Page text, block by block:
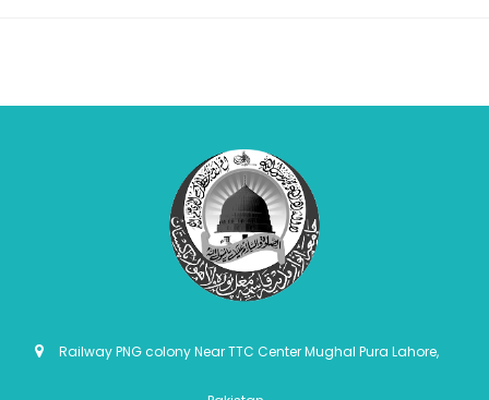
Railway PNG colony Near TTC Center Mughal Pura Lahore,